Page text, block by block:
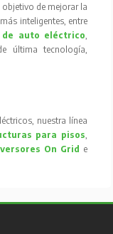
objetivo de mejorar la
inteligentes, entre
de auto eléctrico,
última tecnología,
nuestra línea
para pisos,
On Grid e